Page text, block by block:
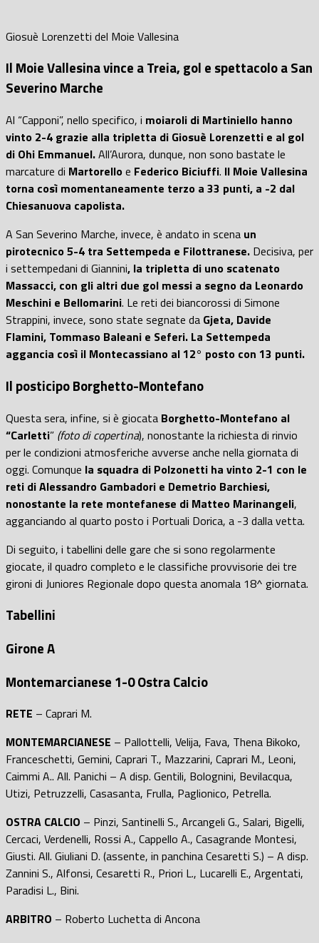
Giosuè Lorenzetti del Moie Vallesina
Il Moie Vallesina vince a Treia, gol e spettacolo a San
Severino Marche
Al “Capponi”, nello specifico, i moiaroli di Martiniello hanno
vinto 2-4 grazie alla tripletta di Giosuè Lorenzetti e al gol
di Ohi Emmanuel.All’Aurora, dunque, non sono bastate le
marcature di Martorelloe Federico Biciuffi. Il Moie Vallesina
torna così momentaneamente terzo a 33 punti, a -2 dal
Chiesanuova capolista.
A San Severino Marche, invece, è andato in scena un
pirotecnico 5-4 tra Settempeda e Filottranese. Decisiva, per
i settempedani di Giannini, la tripletta di uno scatenato
Massacci, con gli altri due gol messi a segno da Leonardo
Meschini e Bellomarini. Le reti dei biancorossi di Simone
Strappini, invece, sono state segnate da Gjeta, Davide
Flamini, Tommaso Baleani e Seferi. La Settempeda
aggancia così il Montecassiano al 12° posto con 13 punti.
Il posticipo Borghetto-Montefano
Questa sera, infine, si è giocata Borghetto-Montefano al
“Carletti” (foto di copertina), nonostante la richiesta di rinvio
per le condizioni atmosferiche avverse anche nella giornata di
oggi. Comunque la squadra di Polzonetti ha vinto 2-1 con le
reti di Alessandro Gambadori e Demetrio Barchiesi,
nonostante la rete montefanese di Matteo Marinangeli,
agganciando al quarto posto i Portuali Dorica, a -3 dalla vetta.
Di seguito, i tabellini delle gare che si sono regolarmente
giocate, il quadro completo e le classifiche provvisorie dei tre
gironi di Juniores Regionale dopo questa anomala 18^ giornata.
Tabellini
Girone A
Montemarcianese 1-0 Ostra Calcio
RETE – Caprari M.
MONTEMARCIANESE – Pallottelli, Velija, Fava, Thena Bikoko,
Franceschetti, Gemini, Caprari T., Mazzarini, Caprari M., Leoni,
Caimmi A.. All. Panichi – A disp. Gentili, Bolognini, Bevilacqua,
Utizi, Petruzzelli, Casasanta, Frulla, Paglionico, Petrella.
OSTRA CALCIO – Pinzi, Santinelli S., Arcangeli G., Salari, Bigelli,
Cercaci, Verdenelli, Rossi A., Cappello A., Casagrande Montesi,
Giusti. All. Giuliani D. (assente, in panchina Cesaretti S.) – A disp.
Zannini S., Alfonsi, Cesaretti R., Priori L., Lucarelli E., Argentati,
Paradisi L., Bini.
ARBITRO – Roberto Luchetta di Ancona